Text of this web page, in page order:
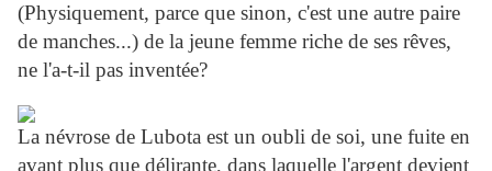
(Physiquement, parce que sinon, c'est une autre paire
de manches...) de la jeune femme riche de ses rêves,
ne l'a-t-il pas inventée?
La névrose de Lubota est un oubli de soi, une fuite en
avant plus que délirante, dans laquelle l'argent devient